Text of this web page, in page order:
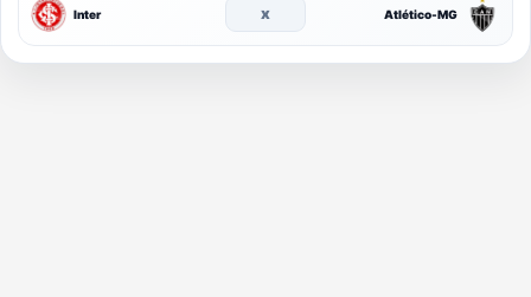
Inter x Atlético-MG